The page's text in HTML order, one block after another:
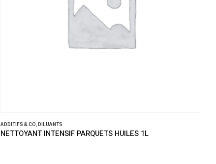
ADDITIFS & CO,DILUANTS
NETTOYANT INTENSIF PARQUETS HUILES 1L